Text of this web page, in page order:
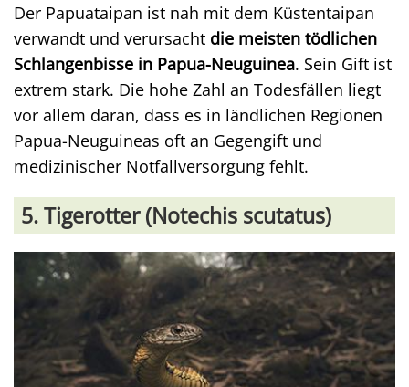
Der Papuataipan ist nah mit dem Küstentaipan
verwandt und verursacht die meisten tödlichen
Schlangenbisse in Papua-Neuguinea. Sein Gift ist
extrem stark. Die hohe Zahl an Todesfällen liegt
vor allem daran, dass es in ländlichen Regionen
Papua-Neuguineas oft an Gegengift und
medizinischer Notfallversorgung fehlt.
5. Tigerotter (Notechis scutatus)